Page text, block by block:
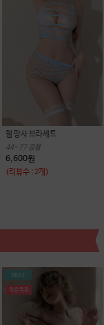
웹 망사 브라세트
44~77 공용
6,600원
(리뷰수 : 2개)